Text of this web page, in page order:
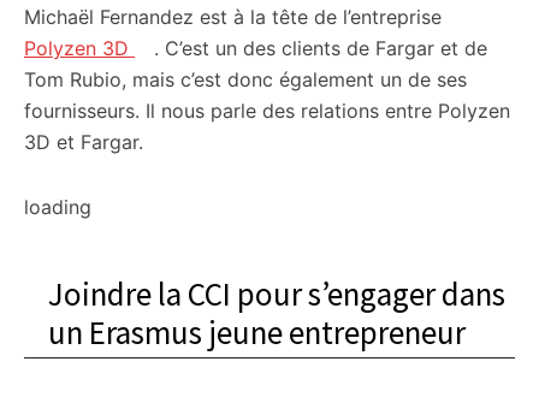
Michaël Fernandez est à la tête de l’entreprise
Polyzen 3D
. C’est un des clients de Fargar et de
Tom Rubio, mais c’est donc également un de ses
fournisseurs. Il nous parle des relations entre Polyzen
3D et Fargar.
loading
Joindre la CCI pour s’engager dans
un Erasmus jeune entrepreneur